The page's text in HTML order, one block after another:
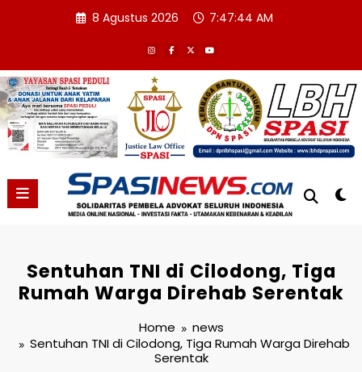
8 Agustus 2026 7:47:45 AM
Sentuhan TNI di Cilodong, Tiga
Rumah Warga Direhab Serentak
Home
news
Sentuhan TNI di Cilodong, Tiga Rumah Warga Direhab
Serentak